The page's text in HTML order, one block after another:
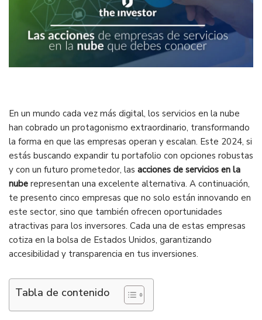
En un mundo cada vez más digital, los servicios en la nube
han cobrado un protagonismo extraordinario, transformando
la forma en que las empresas operan y escalan. Este 2024, si
estás buscando expandir tu portafolio con opciones robustas
y con un futuro prometedor, las acciones de servicios en la
nube representan una excelente alternativa. A continuación,
te presento cinco empresas que no solo están innovando en
este sector, sino que también ofrecen oportunidades
atractivas para los inversores. Cada una de estas empresas
cotiza en la bolsa de Estados Unidos, garantizando
accesibilidad y transparencia en tus inversiones.
Tabla de contenido